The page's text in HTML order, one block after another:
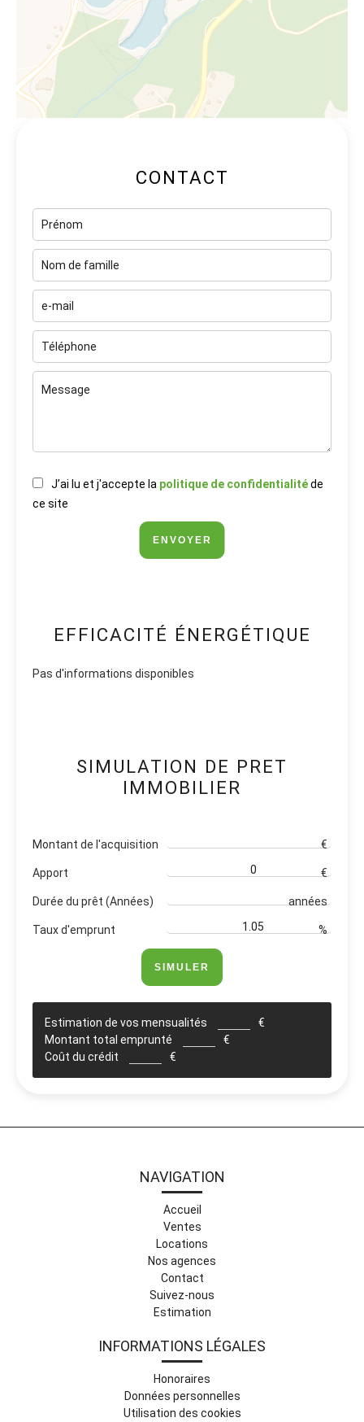
CONTACT
J’ai lu et j'accepte la politique de confidentialitéde
ce site
ENVOYER
EFFICACITÉ ÉNERGÉTIQUE
Pas d'informations disponibles
SIMULATION DE PRET
IMMOBILIER
Montant de l'acquisition €
Apport €
Durée du prêt (Années) années
Taux d'emprunt %
SIMULER
Estimation de vos mensualités
€
Montant total emprunté
€
Coût du crédit
€
NAVIGATION
Accueil
Ventes
Locations
Nos agences
Contact
Suivez-nous
Estimation
INFORMATIONS LÉGALES
Honoraires
Données personnelles
Utilisation des cookies